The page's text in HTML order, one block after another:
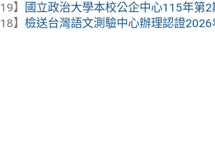
】
國立政治大學本校公企中心115年第
】檢送台灣語文測驗中心辦理認證